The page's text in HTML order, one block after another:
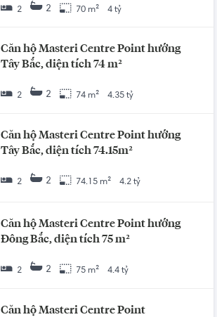
2 2 70 m² 4 tỷ
Căn hộ Masteri Centre Point hướng
Tây Bắc, diện tích 74 m²
2 2 74 m² 4.35 tỷ
Căn hộ Masteri Centre Point hướng
Tây Bắc, diện tích 74.15m²
2 2 74.15 m² 4.2 tỷ
Căn hộ Masteri Centre Point hướng
Đông Bắc, diện tích 75 m²
2 2 75 m² 4.4 tỷ
Căn hộ Masteri Centre Point